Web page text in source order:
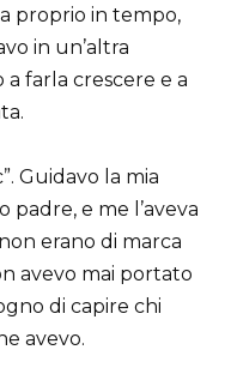
proprio in tempo,
in un’altra
farla crescere e a
Guidavo la mia
padre, e me l’aveva
erano di marca
avevo mai portato
di capire chi
avevo.